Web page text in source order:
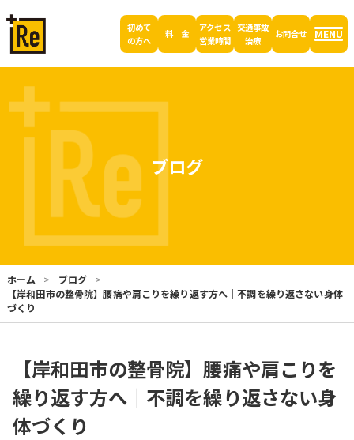
初めて
の方へ
料 金
アクセス
営業時間
交通事故
治療
お問合せ MENU
ブログ
ホーム
ブログ
【岸和田市の整骨院】腰痛や肩こりを繰り返す方へ｜不調を繰り返さない身体
づくり
【岸和田市の整骨院】腰痛や肩こりを
繰り返す方へ｜不調を繰り返さない身
体づくり